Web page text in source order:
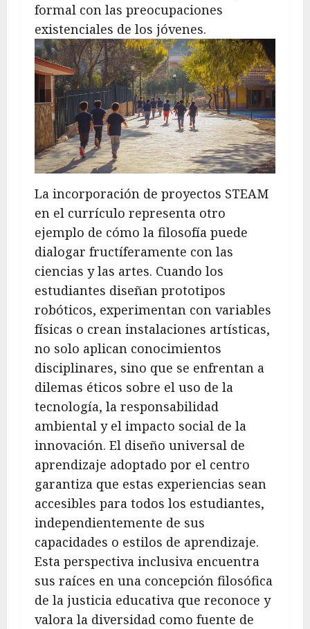
formal con las preocupaciones
existenciales de los jóvenes.
La incorporación de proyectos STEAM
en el currículo representa otro
ejemplo de cómo la filosofía puede
dialogar fructíferamente con las
ciencias y las artes. Cuando los
estudiantes diseñan prototipos
robóticos, experimentan con variables
físicas o crean instalaciones artísticas,
no solo aplican conocimientos
disciplinares, sino que se enfrentan a
dilemas éticos sobre el uso de la
tecnología, la responsabilidad
ambiental y el impacto social de la
innovación. El diseño universal de
aprendizaje adoptado por el centro
garantiza que estas experiencias sean
accesibles para todos los estudiantes,
independientemente de sus
capacidades o estilos de aprendizaje.
Esta perspectiva inclusiva encuentra
sus raíces en una concepción filosófica
de la justicia educativa que reconoce y
valora la diversidad como fuente de